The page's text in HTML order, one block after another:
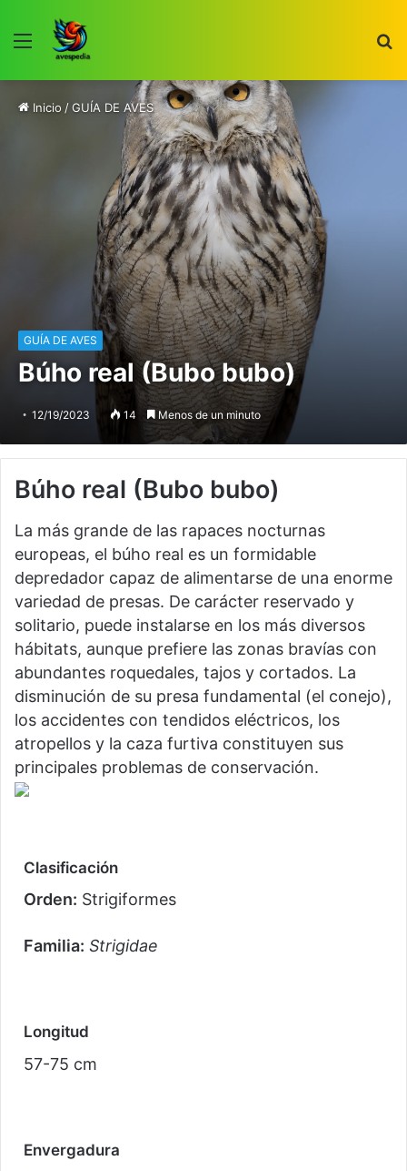
Menú
Inicio /GUÍA DE AVES
GUÍA DE AVES
Búho real (Bubo bubo)
12/19/2023 14 Menos de un minuto
Búho real (Bubo bubo)
La más grande de las rapaces nocturnas
europeas, el búho real es un formidable
depredador capaz de alimentarse de una enorme
variedad de presas. De carácter reservado y
solitario, puede instalarse en los más diversos
hábitats, aunque prefiere las zonas bravías con
abundantes roquedales, tajos y cortados. La
disminución de su presa fundamental (el conejo),
los accidentes con tendidos eléctricos, los
atropellos y la caza furtiva constituyen sus
principales problemas de conservación.
Clasificación
Orden: Strigiformes
Familia: Strigidae
Longitud
57-75 cm
Envergadura